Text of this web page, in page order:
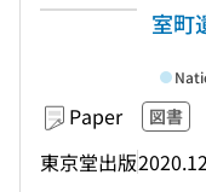
室町
Paper 図書
東京堂出版2020.12